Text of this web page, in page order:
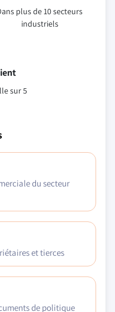
plus de 10 secteurs
industriels
sur 5
du secteur
et tierces
de politique